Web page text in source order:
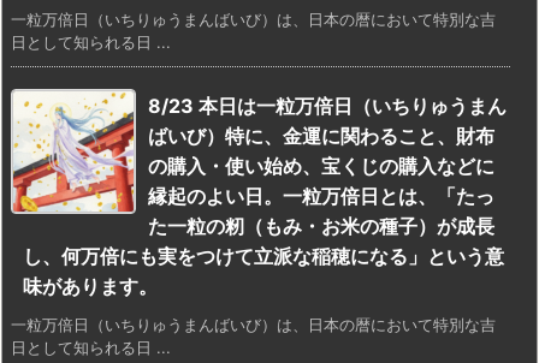
一粒万倍日（いちりゅうまんばいび）は、日本の暦において特別な吉
日として知られる日 ...
8/23 本日は一粒万倍日（いちりゅうまん
ばいび）特に、金運に関わること、財布
の購入・使い始め、宝くじの購入などに
縁起のよい日。一粒万倍日とは、「たっ
た一粒の籾（もみ・お米の種子）が成長
し、何万倍にも実をつけて立派な稲穂になる」という意
味があります。
一粒万倍日（いちりゅうまんばいび）は、日本の暦において特別な吉
日として知られる日 ...